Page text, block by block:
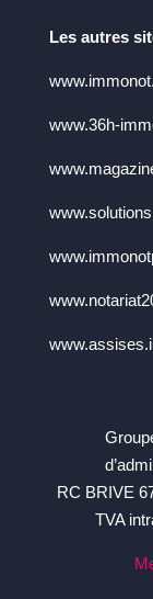
Les autres
www.36h-
RC BRIVE
TVA